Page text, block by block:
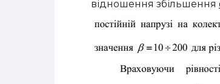
відношення збільшення